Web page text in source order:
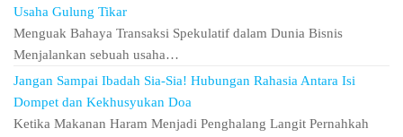
Usaha Gulung Tikar
Menguak Bahaya Transaksi Spekulatif dalam Dunia Bisnis
Menjalankan sebuah usaha…
Jangan Sampai Ibadah Sia-Sia! Hubungan Rahasia Antara Isi
Dompet dan Kekhusyukan Doa
Ketika Makanan Haram Menjadi Penghalang Langit Pernahkah